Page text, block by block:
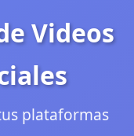
Videos
plataformas